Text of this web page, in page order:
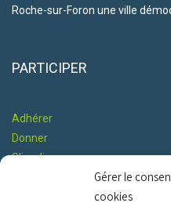
Gérer le
cookies
Roche-sur-Foron une ville
PARTICIPER
Adhérer
Donner
S'impliquer
Co-construire le Programme